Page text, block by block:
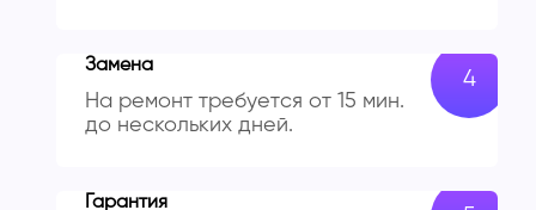
Замена
На ремонт требуется от 15 мин.
до нескольких дней.
Гарантия